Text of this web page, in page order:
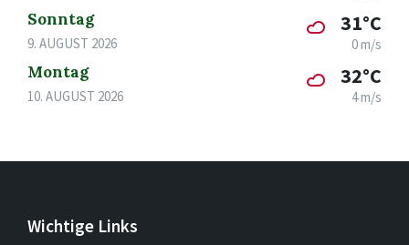
Sonntag
9. AUGUST 2026
31°C
0 m/s
Montag
10. AUGUST 2026
32°C
4 m/s
Wichtige Links